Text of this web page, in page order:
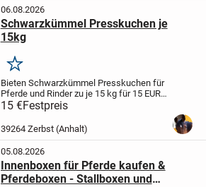
06.08.2026
Schwarzkümmel Presskuchen je
15kg
Merken
Bieten Schwarzkümmel Presskuchen für
Pferde und Rinder zu je 15 kg für 15 EUR
an. Haupteinsatzbereiche und
Atemwege: Hilft bei
staubbedingtem Husten, leichten
Bronchialreizungen und...
15 €Festpreis
39264 Zerbst (Anhalt)
05.08.2026
Innenboxen für Pferde kaufen &
Pferdeboxen - Stallboxen und